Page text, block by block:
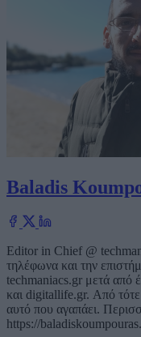
Baladis
Editor in Chief @
τηλέφωνα και την
techmaniacs.gr μετά από
και digitallife.gr. Από τότε
αυτό που αγαπάει.
https://